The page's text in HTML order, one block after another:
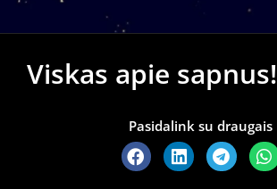
Viskas apie sapnus!
Pasidalink su draugais